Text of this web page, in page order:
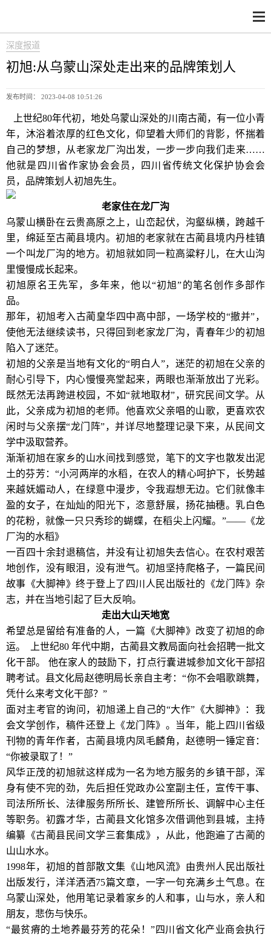
深度报道
初旭:从乌蒙山深处走出来的品牌策划人
发布时间： 2023-04-08 10:51:26
上世纪80年代初，地处乌蒙山深处的川南古蔺，有一位小青
年，沐浴着浓厚的红色文化，仰望着大师们的背影，怀揣着
自己的梦想，从老家龙厂沟出发，一步一步向我们走来……
他就是四川省作家协会会员，四川省传统文化保护协会会
员，品牌策划人初旭先生。
老家住在龙厂沟
乌蒙山横卧在云贵高原之上，山峦起伏，沟壑纵横，跨越千
里，绵延至古蔺县境内。初旭的老家就在古蔺县境内丹桂镇
一个叫龙厂沟的地方。初旭就如同一粒高粱籽儿，在大山沟
里慢慢成长起来。
初旭原名王先军，多年来，他以“初旭”的笔名创作多部作
品。
那年，初旭考入古蔺皇华四中高中部，一场学校的“撤并”，
使他无法继续读书，只得回到老家龙厂沟，青春年少的初旭
陷入了迷茫。
初旭的父亲是当地有文化的“明白人”，迷茫的初旭在父亲的
耐心引导下，内心慢慢亮堂起来，两眼也渐渐放出了光彩。
既然无法再跨进校园，不如“就地取材”，研究民间文学。从
此，父亲成为初旭的老师。他喜欢父亲唱的山歌，更喜欢农
闲时与父亲摆“龙门阵”，并详尽地整理记录下来，从民间文
学中汲取营养。
渐渐初旭在家乡的山水间找到感觉，笔下的文字也散发出泥
土的芬芳：“小河两岸的水稻，在农人的精心呵护下，长势越
来越妩媚动人，在绿意中漫步，令我遐想无边。它们就像丰
盈的女子，在灿灿的阳光下，恣意舒展，扬花抽穗。乳白色
的花粉，就像一只只秀珍的蝴蝶，在稻尖上闪耀。”——《龙
厂沟的水稻》
一百四十余封退稿信，并没有让初旭失去信心。在农村艰苦
地创作，没有眼泪，没有泄气。初旭坚持爬格子，一篇民间
故事《大脚神》终于登上了四川人民出版社的《龙门阵》杂
志，并在当地引起了巨大反响。
走出大山天地宽
希望总是留给有准备的人，一篇《大脚神》改变了初旭的命
运。 上世纪80 年代中期，古蔺县文教局面向社会招聘一批文
化干部。 他在家人的鼓励下，打点行囊进城参加文化干部招
聘考试。县文化局赵德明局长亲自主考：“你不会唱歌跳舞，
凭什么来考文化干部？”
面对主考官的询问，初旭递上自己的“大作”《大脚神》：我
会文学创作，稿件还登上《龙门阵》。当年，能上四川省级
刊物的青年作者，古蔺县境内凤毛麟角，赵德明一锤定音：
“你被录取了！”
风华正茂的初旭就这样成为一名为地方服务的乡镇干部，浑
身有使不完的劲，先后担任党政办公室副主任，宣传干事、
司法所所长、法律服务所所长、建管所所长、调解中心主任
等职务。初露才华，古蔺县文化馆多次借调他到县城，主持
编纂《古蔺县民间文学三套集成》，从此，他跑遍了古蔺的
山山水水。
1998年，初旭的首部散文集《山地风流》由贵州人民出版社
出版发行，洋洋洒洒75篇文章，一字一句充满乡土气息。在
乌蒙山深处，他用笔记录着家乡的人和事，山与水，亲人和
朋友，悲伤与快乐。
“最贫瘠的土地养最芬芳的花朵！”四川省文化产业商会执行